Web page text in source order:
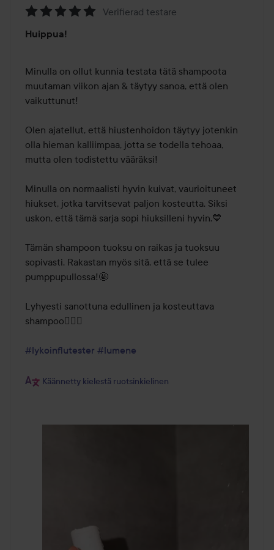
5
5
Verifierad testare
Huippua!
Minulla on ollut kunnia testata tätä shampoota
muutaman viikon ajan & täytyy sanoa, että olen
vaikuttunut!
Olen ajatellut, että hiustenhoidon täytyy jotenkin
olla hieman kalliimpaa, jotta se todella tehoaa,
mutta olen todistettu vääräksi!
Minulla on normaalisti hyvin kuivat, vaurioituneet
hiukset, jotka tarvitsevat paljon kosteutta. Siksi
uskon, että tämä sarja sopi hiuksilleni hyvin.💙
Tämän shampoon tuoksu on raikas ja tuoksuu
sopivasti. Rakastan myös sitä, että se tulee
pumppupullossa!🤩
Lyhyesti sanottuna edullinen ja kosteuttava
shampoo👍🏻💙
#lykoinflutester #lumene
Käännetty kielestä ruotsinkielinen